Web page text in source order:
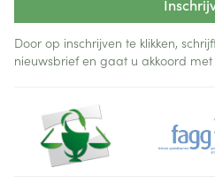
Door op inschrijven te klikken,
nieuwsbrief en gaat u akkoord